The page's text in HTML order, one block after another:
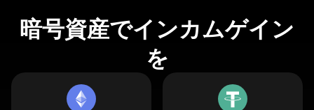
暗号資産でインカムゲイン
を